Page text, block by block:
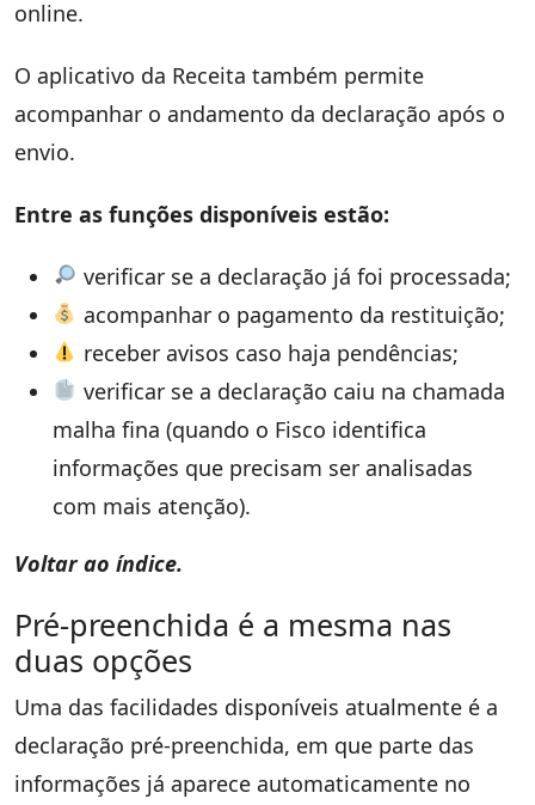
online.
O aplicativo da Receita também permite
acompanhar o andamento da declaração após o
envio.
Entre as funções disponíveis estão:
verificar se a declaração já foi processada;
acompanhar o pagamento da restituição;
receber avisos caso haja pendências;
verificar se a declaração caiu na chamada
malha fina (quando o Fisco identifica
informações que precisam ser analisadas
com mais atenção).
Voltar ao índice.
Pré-preenchida é a mesma nas
duas opções
Uma das facilidades disponíveis atualmente é a
declaração pré-preenchida, em que parte das
informações já aparece automaticamente no